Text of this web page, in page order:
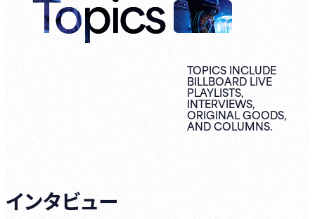
TOPICS INCLUDE
BILLBOARD LIVE
PLAYLISTS,
INTERVIEWS,
ORIGINALGOODS,
ANDCOLUMNS.
インタビュー